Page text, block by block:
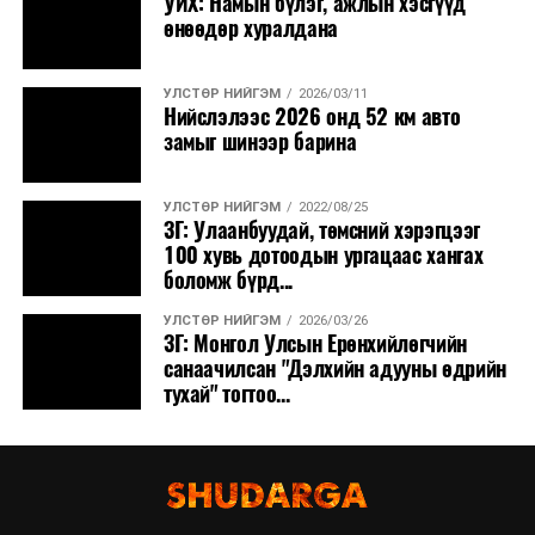
өнөөдөр хуралдана
УЛСТӨР НИЙГЭМ 2026/03/11
Нийслэлээс 2026 онд 52 км авто
замыг шинээр барина
УЛСТӨР НИЙГЭМ 2022/08/25
ЗГ: Улаанбуудай, төмсний хэрэгцээг
100 хувь дотоодын ургацаас хангах
боломж бүрд...
УЛСТӨР НИЙГЭМ 2026/03/26
ЗГ: Монгол Улсын Ерөнхийлөгчийн
санаачилсан "Дэлхийн адууны өдрийн
тухай" тогтоо...